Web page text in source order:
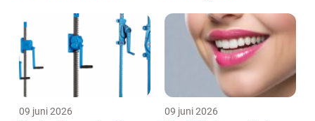
09 juni 2026 09 juni 2026